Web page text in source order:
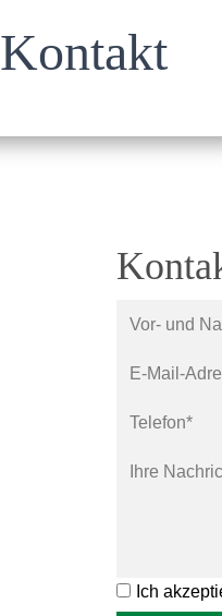
Kontakt
Ich